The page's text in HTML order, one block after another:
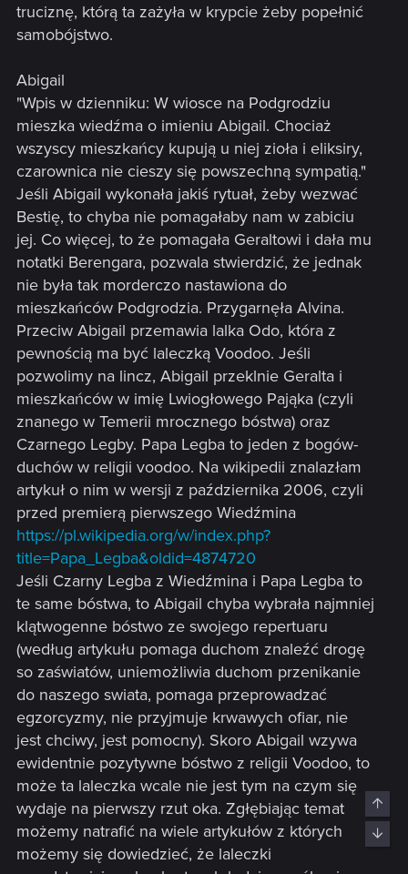
truciznę, którą ta zażyła w krypcie żeby popełnić
samobójstwo.
Abigail
"Wpis w dzienniku: W wiosce na Podgrodziu
mieszka wiedźma o imieniu Abigail. Chociaż
wszyscy mieszkańcy kupują u niej zioła i eliksiry,
czarownica nie cieszy się powszechną sympatią."
Jeśli Abigail wykonała jakiś rytuał, żeby wezwać
Bestię, to chyba nie pomagałaby nam w zabiciu
jej. Co więcej, to że pomagała Geraltowi i dała mu
notatki Berengara, pozwala stwierdzić, że jednak
nie była tak morderczo nastawiona do
mieszkańców Podgrodzia. Przygarnęła Alvina.
Przeciw Abigail przemawia lalka Odo, która z
pewnością ma być laleczką Voodoo. Jeśli
pozwolimy na lincz, Abigail przeklnie Geralta i
mieszkańców w imię Lwiogłowego Pająka (czyli
znanego w Temerii mrocznego bóstwa) oraz
Czarnego Legby. Papa Legba to jeden z bogów-
duchów w religii voodoo. Na wikipedii znalazłam
artykuł o nim w wersji z października 2006, czyli
przed premierą pierwszego Wiedźmina
https://pl.wikipedia.org/w/index.php?
title=Papa_Legba&oldid=4874720
Jeśli Czarny Legba z Wiedźmina i Papa Legba to
te same bóstwa, to Abigail chyba wybrała najmniej
klątwogenne bóstwo ze swojego repertuaru
(według artykułu pomaga duchom znaleźć drogę
so zaświatów, uniemożliwia duchom przenikanie
do naszego swiata, pomaga przeprowadzać
egzorcyzmy, nie przyjmuje krwawych ofiar, nie
jest chciwy, jest pomocny). Skoro Abigail wzywa
ewidentnie pozytywne bóstwo z religii Voodoo, to
może ta laleczka wcale nie jest tym na czym się
wydaje na pierwszy rzut oka. Zgłębiając temat
możemy natrafić na wiele artykułów z których
możemy się dowiedzieć, że laleczki
Top